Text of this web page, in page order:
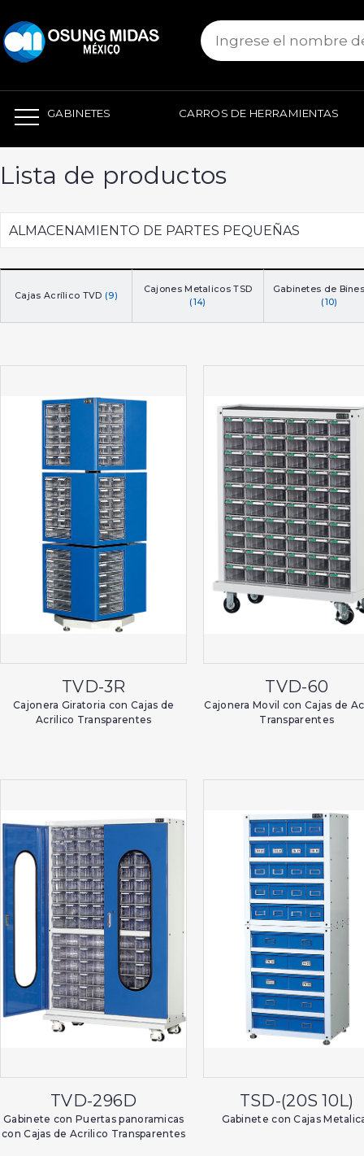
GABINETES CARROS DE HERRAMIENTAS
Lista de productos
ALMACENAMIENTO DE PARTES PEQUEÑAS
Cajas Acrílico TVD (9)
Cajones Metalicos TSD
(14)
Gabinetes de
(10)
TVD-3R
Cajonera Giratoria con Cajas de
Acrilico Transparentes
TVD-60
Cajonera Movil con Cajas de
Transparentes
TVD-296D
Gabinete con Puertas panoramicas
con Cajas de Acrilico Transparentes
TSD-(20S 10L)
Gabinete con Cajas